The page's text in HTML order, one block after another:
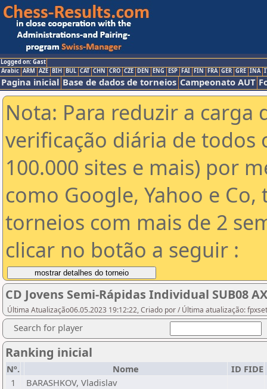
Logged on: Gast
Arabic ARM AZE BIH BUL CAT CHN CRO CZE DEN ENG ESP FAI FIN FRA GER GRE INA
Pagina inicial Base de dados de torneios Campeonato AUT
Nota: Para reduzir a carga
verificação diária de todos
100.000 sites e mais) por
como Google, Yahoo e
torneios com mais de 2
clicar no botão a seguir :
CD Jovens Semi-Rápidas Individual SUB08
Última Atualização06.05.2023 19:12:22, Criado por / Última atualização:
Search for player
Ranking inicial
Nº. Nome ID FIDE
1
BARASHKOV, Vladislav